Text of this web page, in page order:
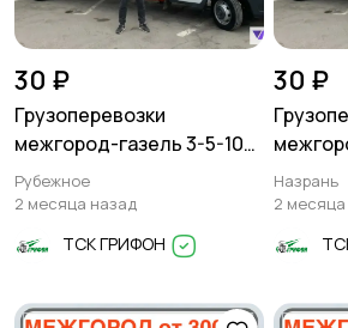
30 ₽
Грузоперевозки
межгород-газель 3-5-10
тонн
Рубежное
2 месяца назад
ТСК ГРИФОН
30 ₽
тонн
Назрань
2